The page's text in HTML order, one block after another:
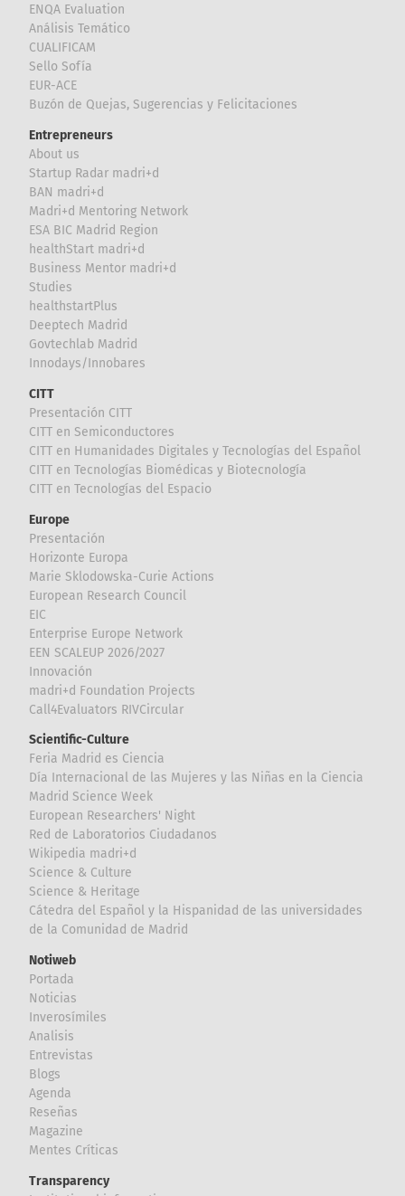
ENQA Evaluation
Análisis Temático
CUALIFICAM
Sello Sofía
EUR-ACE
Buzón de Quejas, Sugerencias y Felicitaciones
Entrepreneurs
About us
Startup Radar madri+d
BAN madri+d
Madri+d Mentoring Network
ESA BIC Madrid Region
healthStart madri+d
Business Mentor madri+d
Studies
healthstartPlus
Deeptech Madrid
Govtechlab Madrid
Innodays/Innobares
CITT
Presentación CITT
CITT en Semiconductores
CITT en Humanidades Digitales y Tecnologías del Español
CITT en Tecnologías Biomédicas y Biotecnología
CITT en Tecnologías del Espacio
Europe
Presentación
Horizonte Europa
Marie Sklodowska-Curie Actions
European Research Council
EIC
Enterprise Europe Network
EEN SCALEUP 2026/2027
Innovación
madri+d Foundation Projects
Call4Evaluators RIVCircular
Scientific-Culture
Feria Madrid es Ciencia
Día Internacional de las Mujeres y las Niñas en la Ciencia
Madrid Science Week
European Researchers' Night
Red de Laboratorios Ciudadanos
Wikipedia madri+d
Science & Culture
Science & Heritage
Cátedra del Español y la Hispanidad de las universidades
de la Comunidad de Madrid
Notiweb
Portada
Noticias
Inverosímiles
Analisis
Entrevistas
Blogs
Agenda
Reseñas
Magazine
Mentes Críticas
Transparency